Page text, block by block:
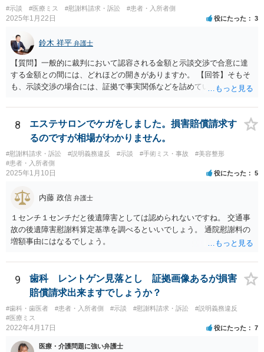
#示談 #医療ミス #慰謝料請求・訴訟 #患者・入所者側
2025年1月22日 役にたった 3
鈴木 祥平 弁護士
【質問】一般的に裁判において認容される金額と示談交渉で合意に達
する金額との間には、どれほどの開きがありますか。 【回答】そもそ
も、示談交渉の場合には、証拠で事実関係などを詰めていないことが
程度にはなると思います。
8
エステサロンでケガをしました。損害賠償請求す
るのですが相場がわかりません。
#慰謝料請求・訴訟 #説明義務違反 #示談 #手術ミス・事故
#美容整形
#患者・入所者側
2025年1月10日 役にたった 5
内藤 政信 弁護士
１センチ１センチだと後遺障害としては認められないですね。 交通事
故の後遺障害慰謝料算定基準を調べるといいでしょう。 通院慰謝料の
増額事由にはなるでしょう。
9
歯科 レントゲン見落とし 証拠画像あるが損害
賠償請求出来ますでしょうか？
#歯科・歯医者 #患者・入所者側 #示談 #慰謝料請求・訴訟
#説明義務違反
#医療ミス
2022年4月17日 役にたった 7
医療・介護問題に強い弁護士